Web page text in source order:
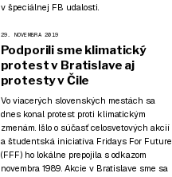
v špeciálnej FB udalosti.
29. NOVEMBRA 2019
Podporili sme klimatický
protest v Bratislave aj
protesty v Čile
Vo viacerých slovenských mestách sa
dnes konal protest proti klimatickým
zmenám. Išlo o súčasť celosvetových akcií
a študentská iniciatíva Fridays For Future
(FFF) ho lokálne prepojila s odkazom
novembra 1989. Akcie v Bratislave sme sa